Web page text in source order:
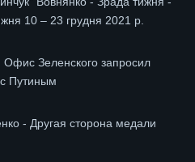
10 – 23 грудня 2021 р.
Офис Зеленского запросил
Путиным
- Другая сторона медали